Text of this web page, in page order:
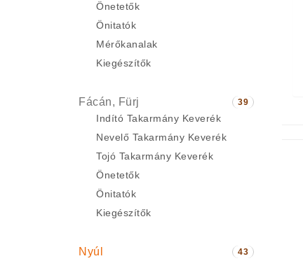
Önetetők
Önitatók
Mérőkanalak
Kiegészítők
39
Fácán, Fürj
Indító Takarmány Keverék
Nevelő Takarmány Keverék
Tojó Takarmány Keverék
Önetetők
Önitatók
Kiegészítők
43
Nyúl